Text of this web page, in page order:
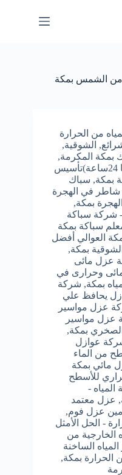
من الشمس بمكة
من الحرارة
, الشوقية,
بمكة المكرمة,
سباك بمكة المكرمة(خدماتنا 24ساعة)تأسيس
بمكة, سباك
في الهجرة
بمكة,
شركة سباكة
سباكة بمكة
العوالي أفضل
بمكة,
عزل مائى
وحرارى في
بمكة, شركة
يحافظ علي
عزل مواسير
عزل مواسير
الصخري بمكة,
عوازل
من الماء
مائي بمكة
للأسطح
-
, عزل معتمد
عزل فوم,
- الحل الأمثل
الخارجية من
الساخنة
الحرارة بمكة,